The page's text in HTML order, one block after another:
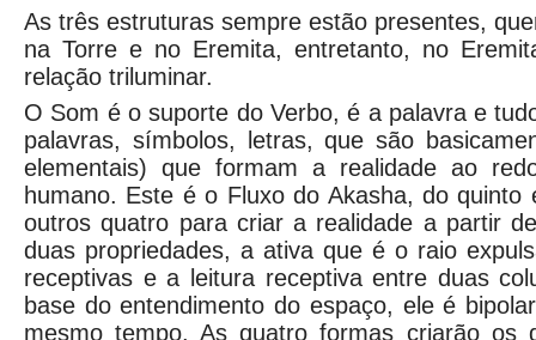
As três estruturas sempre estão presentes,
na Torre e no Eremita, entretanto, no
relação triluminar.
O Som é o suporte do Verbo, é a palavra e
palavras, símbolos, letras, que são
elementais) que formam a realidade ao
humano. Este é o Fluxo do Akasha, do quinto
outros quatro para criar a realidade a partir
duas propriedades, a ativa que é o raio
receptivas e a leitura receptiva entre duas
base do entendimento do espaço, ele é
mesmo tempo. As quatro formas criarão os